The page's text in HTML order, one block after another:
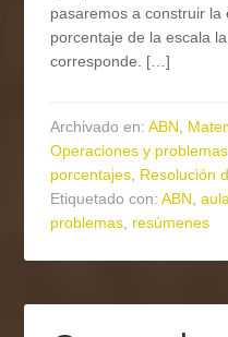
pasaremos a construir la
porcentaje de la escala
corresponde. […]
Archivado en:ABN,
Operaciones y problemas
porcentajes, Resolución
Etiquetado con:ABN,
problemas, resúmenes